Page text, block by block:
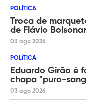
POLÍTICA
Troca de
de Flávio
03 ago 2026
POLÍTICA
Eduardo Girão é
chapa "puro-
03 ago 2026